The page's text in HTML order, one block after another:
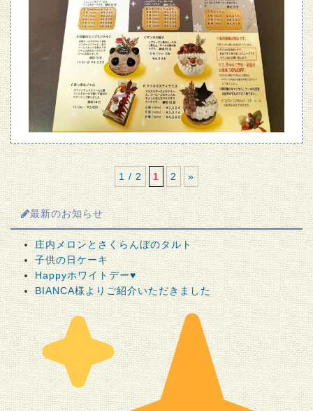
1 / 2 1 2 »
最新のお知らせ
庄内メロンとさくらんぼのタルト
子供の日ケーキ
Happyホワイトデー♥
BIANCA様よりご紹介いただきました